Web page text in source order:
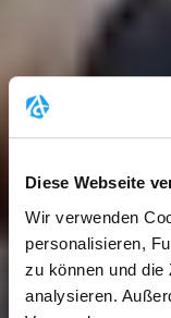
Diese Webseite
Wir verwenden
personalisieren,
zu können und die
analysieren.